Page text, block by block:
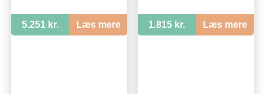
5.251 kr. Læs mere 1.815 kr. Læs mere